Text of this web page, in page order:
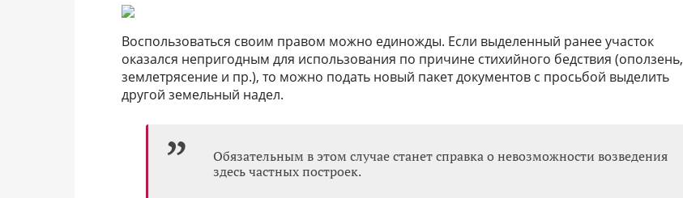
Воспользоваться своим правом можно единожды. Если выделенный ранее участок
оказался непригодным для использования по причине стихийного бедствия (оползень,
землетрясение и пр.), то можно подать новый пакет документов с просьбой выделить
другой земельный надел.
Обязательным в этом случае станет справка о невозможности возведения
здесь частных построек.